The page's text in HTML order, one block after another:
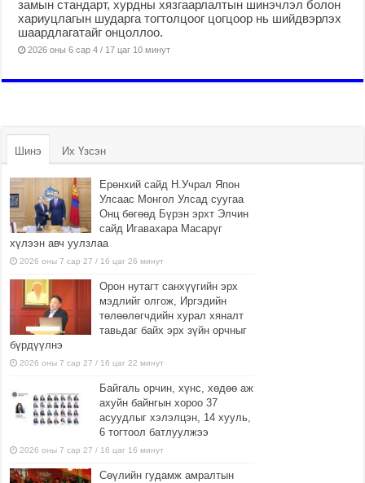
замын стандарт, хурдны хязгаарлалтын шинэчлэл болон
хариуцлагын шударга тогтолцоог цогцоор нь шийдвэрлэх
шаардлагатайг онцоллоо.
2026 оны 6 сар 4 / 17 цаг 10 минут
Шинэ Их Үзсэн
Ерөнхий сайд Н.Учрал Япон
Улсаас Монгол Улсад суугаа
Онц бөгөөд Бүрэн эрхт Элчин
сайд Игавахара Масарүг
хүлээн авч уулзлаа
2026 оны 7 сар 27 / 16 цаг 26 минут
Орон нутагт санхүүгийн эрх
мэдлийг олгож, Иргэдийн
төлөөлөгчдийн хурал хяналт
тавьдаг байх эрх зүйн орчныг
бүрдүүлнэ
2026 оны 7 сар 27 / 16 цаг 22 минут
Байгаль орчин, хүнс, хөдөө аж
ахуйн байнгын хороо 37
асуудлыг хэлэлцэн, 14 хууль,
6 тогтоол батлуулжээ
2026 оны 7 сар 27 / 16 цаг 16 минут
Сөүлийн гудамж амралтын